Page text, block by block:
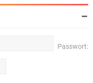
Passwort: